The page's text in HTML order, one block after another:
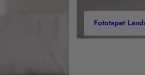
Fototapet